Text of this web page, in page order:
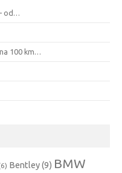
od…
100 km…
Bentley(9) BMW